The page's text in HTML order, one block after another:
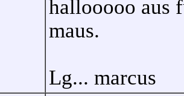
hallooooo aus
maus.
Lg... marcus